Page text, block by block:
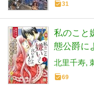
31
私のこと
態公爵に
デジタル
北里千寿
69